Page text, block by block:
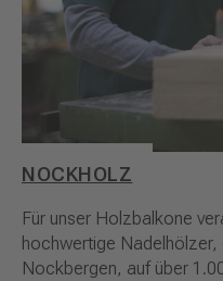
NOCKHOLZ
Für unser Holzbalkone
hochwertige Nadelhölzer,
Nockbergen, auf über